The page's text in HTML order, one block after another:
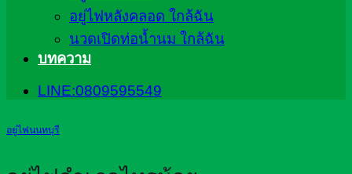
อยู่ไฟหลังคลอด ใกล้ฉัน
นวดเปิดท่อน้ำนม ใกล้ฉัน
บทความ
LINE:0809595549
อยู่ไฟนนทบุรี